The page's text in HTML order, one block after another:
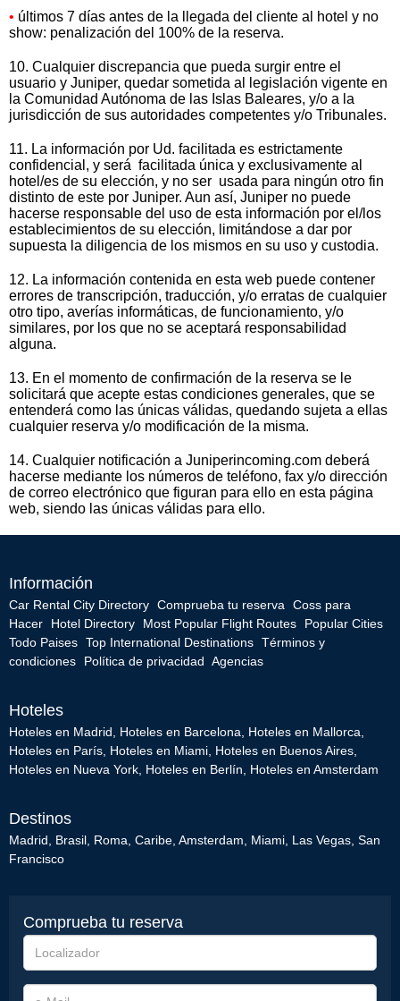
• últimos 7 días antes de la llegada del cliente al hotel y no
show: penalización del 100% de la reserva.
10. Cualquier discrepancia que pueda surgir entre el
usuario y Juniper, quedar sometida al legislación vigente en
la Comunidad Autónoma de las Islas Baleares, y/o a la
jurisdicción de sus autoridades competentes y/o Tribunales.
11. La información por Ud. facilitada es estrictamente
confidencial, y será facilitada única y exclusivamente al
hotel/es de su elección, y no ser usada para ningún otro fin
distinto de este por Juniper. Aun así, Juniper no puede
hacerse responsable del uso de esta información por el/los
establecimientos de su elección, limitándose a dar por
supuesta la diligencia de los mismos en su uso y custodia.
12. La información contenida en esta web puede contener
errores de transcripción, traducción, y/o erratas de cualquier
otro tipo, averías informáticas, de funcionamiento, y/o
similares, por los que no se aceptará responsabilidad
alguna.
13. En el momento de confirmación de la reserva se le
solicitará que acepte estas condiciones generales, que se
entenderá como las únicas válidas, quedando sujeta a ellas
cualquier reserva y/o modificación de la misma.
14. Cualquier notificación a Juniperincoming.com deberá
hacerse mediante los números de teléfono, fax y/o dirección
de correo electrónico que figuran para ello en esta página
web, siendo las únicas válidas para ello.
Información
Car Rental City Directory Comprueba tu reserva
Coss para
Hacer
Hotel Directory Most Popular Flight Routes
Popular Cities
Todo Paises Top International Destinations Términos y
condiciones
Política de privacidad Agencias
Hoteles
Hoteles en Madrid Hoteles en Barcelona Hoteles en Mallorca
Hoteles en París Hoteles en Miami Hoteles en Buenos Aires
Hoteles en Nueva York Hoteles en Berlín Hoteles en Amsterdam
Destinos
Madrid Brasil Roma Caribe Amsterdam Miami Las Vegas San
Francisco
Comprueba tu reserva
Localizador
e-